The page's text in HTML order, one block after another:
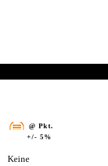
@ Pkt.
+/- 5%
Keine